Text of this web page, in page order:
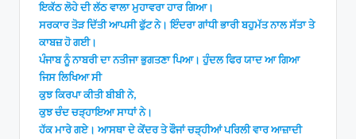
ਇਕੱਠ ਲੋਹੇ ਦੀ ਲੱਠ ਵਾਲਾ ਮੁਹਾਵਰਾ ਹਾਰ ਗਿਆ।
ਸਰਕਾਰ ਤੋੜ ਦਿੱਤੀ ਆਪਸੀ ਫੁੱਟ ਨੇ। ਇੰਦਰਾ ਗਾਂਧੀ ਭਾਰੀ ਬਹੁਮੱਤ ਨਾਲ ਸੱਤਾ ਤੇ
ਕਾਬਜ਼ ਹੋ ਗਈ।
ਪੰਜਾਬ ਨੂੰ ਨਾਬਰੀ ਦਾ ਨਤੀਜਾ ਭੁਗਤਣਾ ਪਿਆ। ਹੁੰਦਲ ਫਿਰ ਯਾਦ ਆ ਗਿਆ
ਜਿਸ ਲਿਖਿਆ ਸੀ
ਕੁਝ ਕਿਰਪਾ ਕੀਤੀ ਬੀਬੀ ਨੇ,
ਕੁਝ ਚੰਦ ਚੜ੍ਹਾਇਆ ਸਾਧਾਂ ਨੇ।
ਹੱਕ ਮਾਰੇ ਗਏ। ਆਸਥਾ ਦੇ ਕੇਂਦਰ ਤੇ ਫੌਜਾਂ ਚੜ੍ਹੀਆਂ ਪਰਿਲੀ ਵਾਰ ਆਜ਼ਾਦੀ